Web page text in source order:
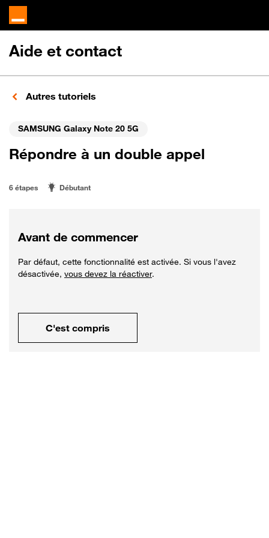
Aide et contact
Autres tutoriels
SAMSUNG Galaxy Note 20 5G
Répondre à un double appel
6 étapes Débutant
Avant de commencer
Par défaut, cette fonctionnalité est activée. Si vous l'avez
désactivée, vous devez la réactiver.
C'est compris